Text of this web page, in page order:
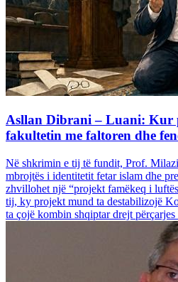
Asllan Dibrani – Luani: Kur
fakultetin me faltoren dhe
Në shkrimin e tij të fundit, Prof.
mbrojtës i identitetit fetar islam dhe
zhvillohet një “projekt famëkeq i
tij, ky projekt mund ta destabilizojë
ta çojë kombin shqiptar drejt